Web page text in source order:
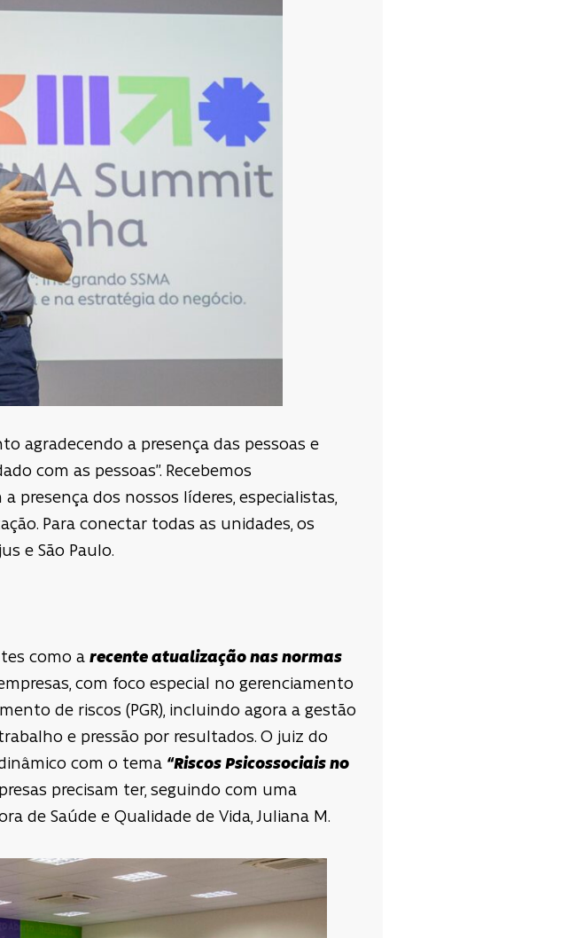
agradecendo a presença das pessoas e
com as pessoas”. Recebemos
presença dos nossos líderes, especialistas,
Para conectar todas as unidades, os
e São Paulo.
como a recente atualização nas normas
com foco especial no gerenciamento
de riscos (PGR), incluindo agora a gestão
e pressão por resultados. O juiz do
com o tema “Riscos Psicossociais no
precisam ter, seguindo com uma
de Saúde e Qualidade de Vida, Juliana M.